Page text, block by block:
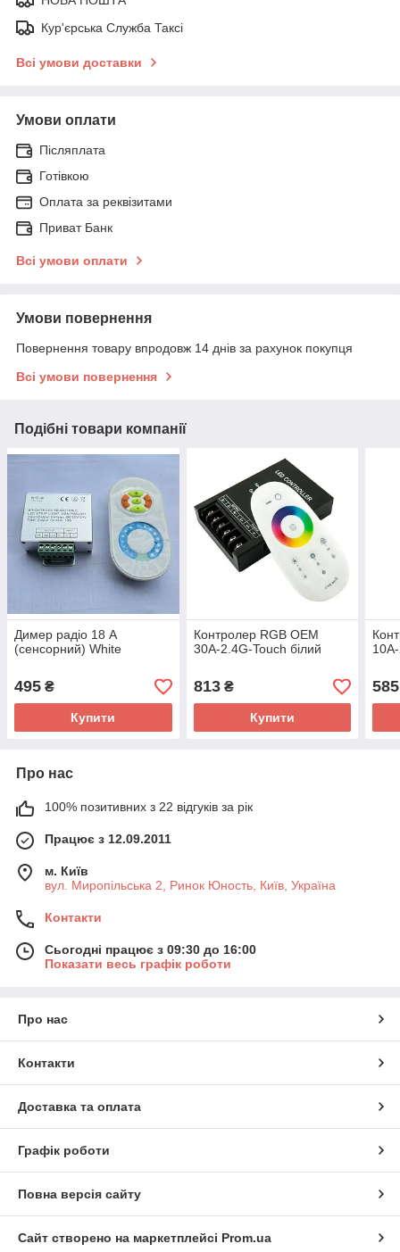
Кур'єрська Служба Таксі
Всі умови доставки
Умови оплати
Післяплата
Готівкою
Оплата за реквізитами
Приват Банк
Всі умови оплати
Умови повернення
Повернення товару впродовж 14 днів за рахунок покупця
Всі умови повернення
Подібні товари компанії
Димер радіо 18 А
(сенсорний) White
495 ₴
Купити
Контролер RGB OEM
30А-2.4G-Touch білий
813₴
Купити
585
Про нас
100% позитивних з 22 відгуків за рік
Працює з 12.09.2011
м. Київ
вул. Миропільська 2, Ринок Юность, Київ, Україна
Контакти
Сьогодні працює з 09:30 до 16:00
Показати весь графік роботи
Про нас
Контакти
Доставка та оплата
Графік роботи
Повна версія сайту
Сайт створено на маркетплейсі Prom.ua